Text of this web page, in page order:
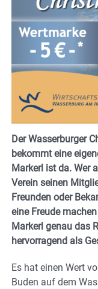
Der Wasserburger
bekommt eine
Markerl ist da. Wer
Verein seinen
Freunden oder
eine Freude
Markerl genau das
hervorragend als
Es hat einen Wert
Buden auf dem